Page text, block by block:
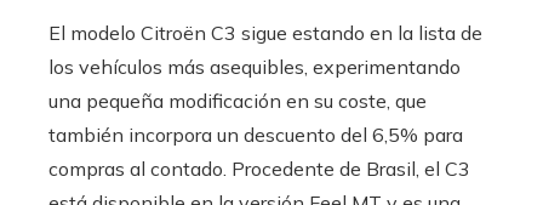
El modelo Citroën C3 sigue estando en la lista de
los vehículos más asequibles, experimentando
una pequeña modificación en su coste, que
también incorpora un descuento del 6,5% para
compras al contado. Procedente de Brasil, el C3